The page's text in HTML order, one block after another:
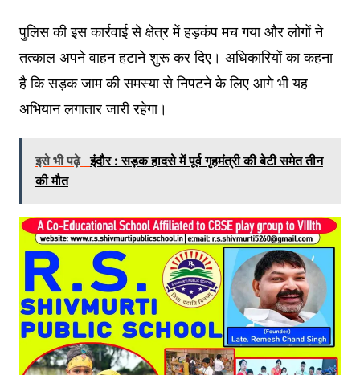
पुलिस की इस कार्रवाई से क्षेत्र में हड़कंप मच गया और लोगों ने
तत्काल अपने वाहन हटाने शुरू कर दिए। अधिकारियों का कहना
है कि सड़क जाम की समस्या से निपटने के लिए आगे भी यह
अभियान लगातार जारी रहेगा।
इसे भी पढ़े इंदौर : सड़क हादसे में पूर्व गृहमंत्री की बेटी समेत तीन
की मौत